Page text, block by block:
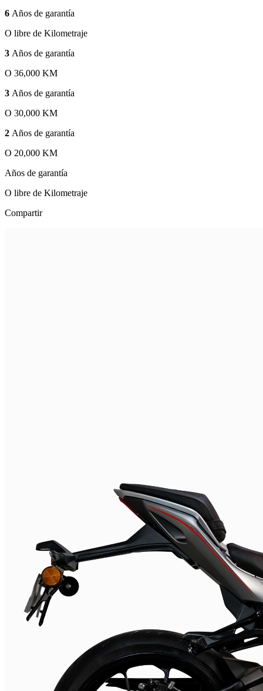
6 Años de garantía
O libre de Kilometraje
3 Años de garantía
O 36,000 KM
3 Años de garantía
O 30,000 KM
2 Años de garantía
O 20,000 KM
Años de garantía
O libre de Kilometraje
Compartir